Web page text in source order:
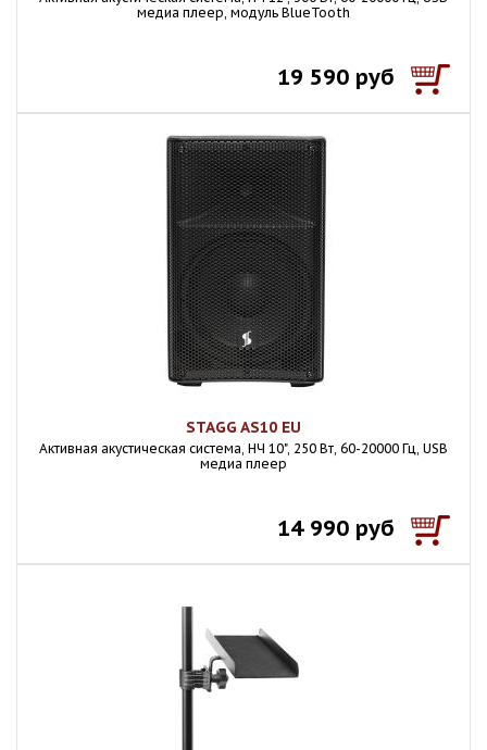
медиа плеер, модуль BlueTooth
19 590 руб
STAGG AS10 EU
Активная акустическая система, НЧ 10", 250 Вт, 60-20000 Гц, USB
медиа плеер
14 990 руб